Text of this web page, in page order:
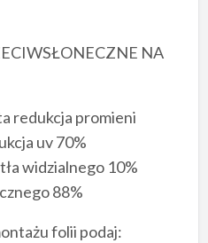
NA
redukcja promieni
uv 70%
widzialnego 10%
88%
folii podaj: